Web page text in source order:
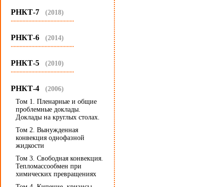
РНКТ-7 (2018)
...........................................
РНКТ-6 (2014)
...........................................
РНКТ-5 (2010)
...........................................
РНКТ-4 (2006)
Том 1. Пленарные и общие
проблемные доклады.
Доклады на круглых столах.
Том 2. Вынужденная
конвекция однофазной
жидкости
Том 3. Свободная конвекция.
Тепломассообмен при
химических превращениях